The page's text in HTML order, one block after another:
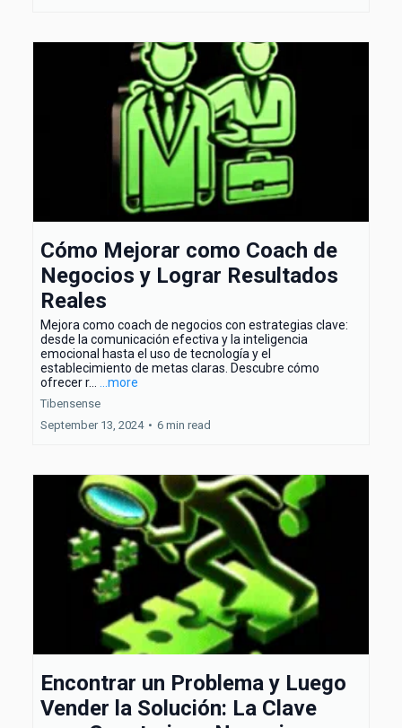
Cómo Mejorar como Coach de
Negocios y Lograr Resultados
Reales
Mejora como coach de negocios con estrategias clave:
desde la comunicación efectiva y la inteligencia
emocional hasta el uso de tecnología y el
establecimiento de metas claras. Descubre cómo
ofrecer r...
...more
Tibensense
September 13, 2024 • 6 min read
Encontrar un Problema y Luego
Vender la Solución: La Clave